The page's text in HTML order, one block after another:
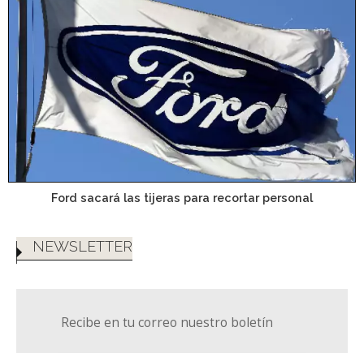
Ford sacará las tijeras para recortar personal
NEWSLETTER
Recibe en tu correo nuestro boletín